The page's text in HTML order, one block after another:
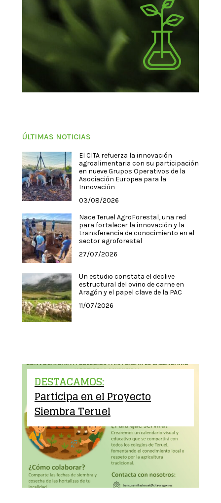
ÚLTIMAS NOTICIAS
El CITA refuerza la innovación
agroalimentaria con su participación
en nueve Grupos Operativos de la
Asociación Europea para la
Innovación
03/08/2026
Nace Teruel AgroForestal, una red
para fortalecer la innovación y la
transferencia de conocimiento en el
sector agroforestal
27/07/2026
Un estudio constata el declive
estructural del ovino de carne en
Aragón y el papel clave de la PAC
11/07/2026
DESTACAMOS:
Participa en el Proyecto
Siembra Teruel